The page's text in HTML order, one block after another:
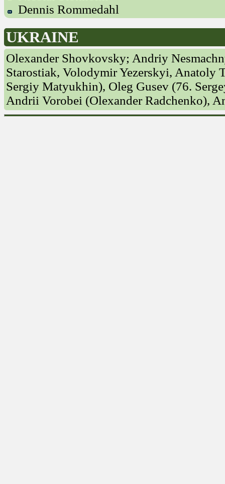
Dennis Rommedahl
UKRAINE
Olexander Shovkovsky; Andriy
Starostiak, Volodymir Yezerskyi, Anatoly
Sergiy Matyukhin), Oleg Gusev (76.
Andrii Vorobei (Olexander Radchenko),